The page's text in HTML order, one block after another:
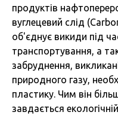
продуктів
вуглецевий слід
об'єднує викиди під
транспортування, а
забруднення,
природного газу,
пластику. Чим він
завдається